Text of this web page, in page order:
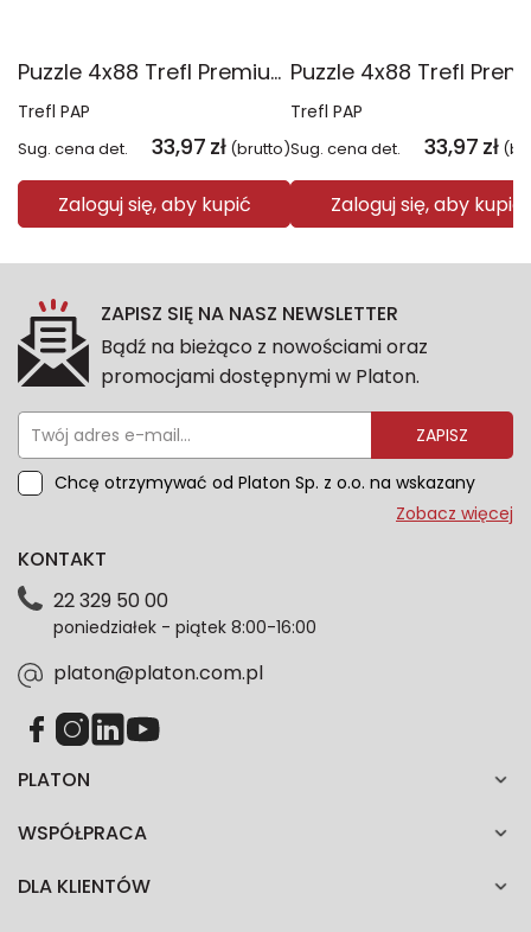
Puzzle 4x88 Trefl Premium Plus Kids Pajęczy dzień Spidey 34696
Trefl PAP
Sug. cena det. 33,97 zł (brutto)
Zaloguj się, aby kupić
Trefl PAP
Sug. cena det. 33,97 zł
Zaloguj się, aby kupić
ZAPISZ SIĘ NA NASZ NEWSLETTER
Bądź na bieżąco z nowościami oraz
promocjami dostępnymi w Platon.
ZAPISZ
Chcę otrzymywać od Platon Sp. z o.o. na wskazany
przeze mnie adres e-mail informacje marketingowe
dotyczące danych osobowych znajdziesz w naszej
każdym czasie. Wycofanie zgody nie wpłynie na
zgodność z prawem przetwarzania dokonanego przed
Zobacz więcej
PLATON
WSPÓŁPRACA
DLA KLIENTÓW
KONTAKT
22 329 50 00
poniedziałek - piątek 8:00-16:00
platon@platon.com.pl